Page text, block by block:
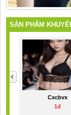
SẢN PHẨM
Cxcbvx
1đ